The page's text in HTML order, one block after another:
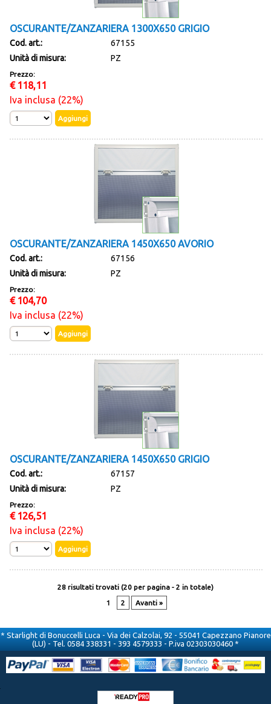
OSCURANTE/ZANZARIERA 1300X650 GRIGIO
Cod. art.:
67155
Unità di misura:
PZ
Prezzo:
€ 118,11
Iva inclusa (22%)
OSCURANTE/ZANZARIERA 1450X650 AVORIO
Cod. art.:
67156
Unità di misura:
PZ
Prezzo:
€ 104,70
Iva inclusa (22%)
OSCURANTE/ZANZARIERA 1450X650 GRIGIO
Cod. art.:
67157
Unità di misura:
PZ
Prezzo:
€ 126,51
Iva inclusa (22%)
28 risultati trovati (20 per pagina - 2 in totale)
1
2 Avanti »
* Starlight di Bonuccelli Luca - Via dei Calzolai, 92 - 55041 Capezzano Pianore
(LU) - Tel. 0584 338331 - 393 4579333 - P.iva 02303030460 *